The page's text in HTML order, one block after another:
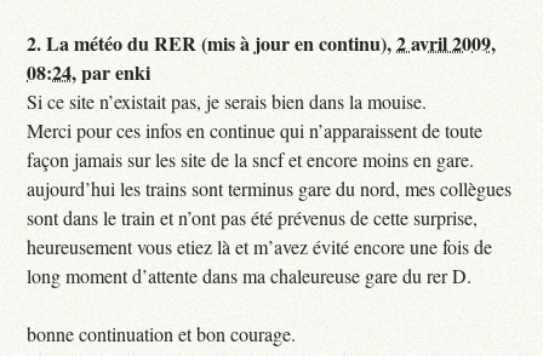
2.La météo du RER (mis à jour en continu),2 avril 2009,
08:24,parenki
Si ce site n’existait pas, je serais bien dans la mouise.
Merci pour ces infos en continue qui n’apparaissent de toute
façon jamais sur les site de la sncf et encore moins en gare.
aujourd’hui les trains sont terminus gare du nord, mes collègues
sont dans le train et n’ont pas été prévenus de cette surprise,
heureusement vous etiez là et m’avez évité encore une fois de
long moment d’attente dans ma chaleureuse gare du rer D.
bonne continuation et bon courage.